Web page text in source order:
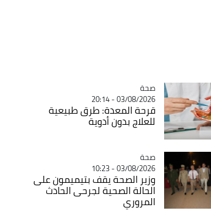
Catégorie
صحة
03/08/2026 - 20:14
قرحة المعدة: طرق طبيعية
للعلاج بدون أدوية
Catégorie
صحة
03/08/2026 - 10:23
وزير الصحة يقف بتيميمون على
الحالة الصحية لجرحى الحادث
المروري